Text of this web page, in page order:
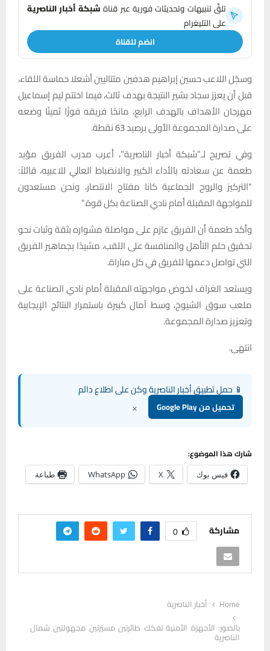
تلقَّ تنبيهات وتحديثات فورية عبر قناةشبكة أخبار الناصرية
على التليغرام
انضم للقناة
وسجّل اللاعب حسين إبراهيم هدفين متتاليين أشعلا حماسة اللقاء،
قبل أن يعزز سجاد بشير النتيجة بهدف ثالث، فيما اختتم ليم إسماعيل
مهرجان الأهداف بالهدف الرابع، مانحًا فريقه فوزًا ثمينًا وضعه
على صدارة المجموعة الأولى برصيد 63 نقطة.
وفي تصريح لـ”شبكة أخبار الناصرية”، أعرب مدرب الفريق مؤيد
طعمة عن سعادته بالأداء الكبير والانضباط العالي للاعبيه، قائلاً:
“التركيز والروح الجماعية كانا مفتاح الانتصار، ونحن مستعدون
للمواجهة المقبلة أمام نادي الصناعة بكل قوة.”
وأكد طعمة أن الفريق عازم على مواصلة مشواره بثقة وثبات نحو
تحقيق حلم التأهل والمنافسة على اللقب، مشيدًا بجماهير الفريق
التي تواصل دعمها للفريق في كل مباراة.
ويستعد الغراف لخوض مواجهته المقبلة أمام نادي الصناعة على
ملعب سوق الشيوخ، وسط آمال كبيرة باستمرار النتائج الإيجابية
وتعزيز صدارة المجموعة.
انتهى.
📱 حمل تطبيق أخبار الناصرية وكن على اطلاع دائم
تحميل من Google Play ×
شارك هذا الموضوع:
فيس بوك X
WhatsApp طباعة
مشاركة 0
Home
أخبار الناصرية
بالصور: الأجهزة الأمنية تفكك طائرتين مسيّرتين مجهولتين شمال
الناصرية